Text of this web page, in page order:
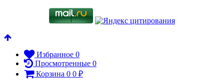
Избранное 0
Просмотренные 0
Корзина 0 0 ₽